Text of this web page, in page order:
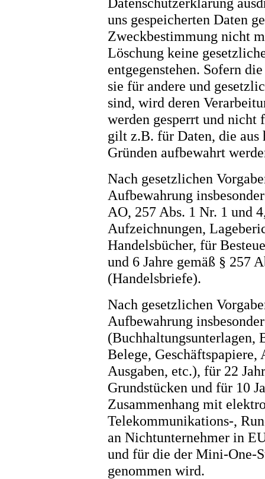
uns gespeicherten Daten
Zweckbestimmung nicht
Löschung keine
entgegenstehen. Sofern
sie für andere und
sind, wird deren
werden gesperrt und nicht
gilt z.B. für Daten, die aus
Gründen aufbewahrt
Nach gesetzlichen
Aufbewahrung
AO, 257 Abs. 1 Nr. 1 und
Aufzeichnungen,
Handelsbücher, für
und 6 Jahre gemäß § 257
(Handelsbriefe).
Nach gesetzlichen
Aufbewahrung
(Buchhaltungsunterlagen,
Belege,
Ausgaben, etc.), für 22
Grundstücken und für 10
Zusammenhang mit
Telekommunikations-,
an Nichtunternehmer in
und für die der Mini-One-
genommen wird.